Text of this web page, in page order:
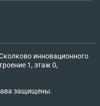
инновационного
1, этаж 0,
защищены.